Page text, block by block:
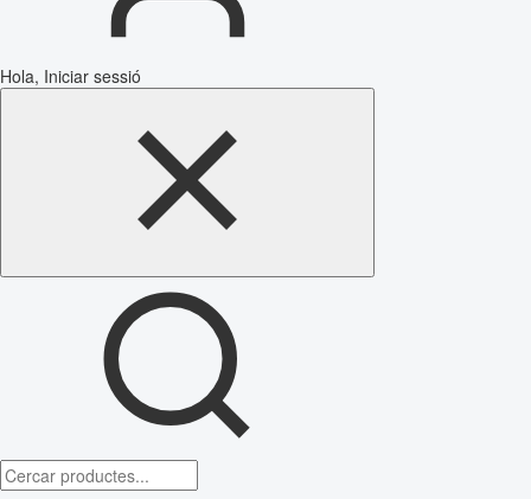
Hola, Iniciar sessió